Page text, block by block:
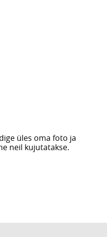
üles oma foto ja
neil kujutatakse.